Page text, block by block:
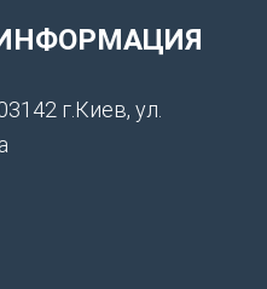
г.Киев, ул.